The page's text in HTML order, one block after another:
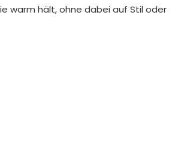
warm hält, ohne dabei auf Stil oder